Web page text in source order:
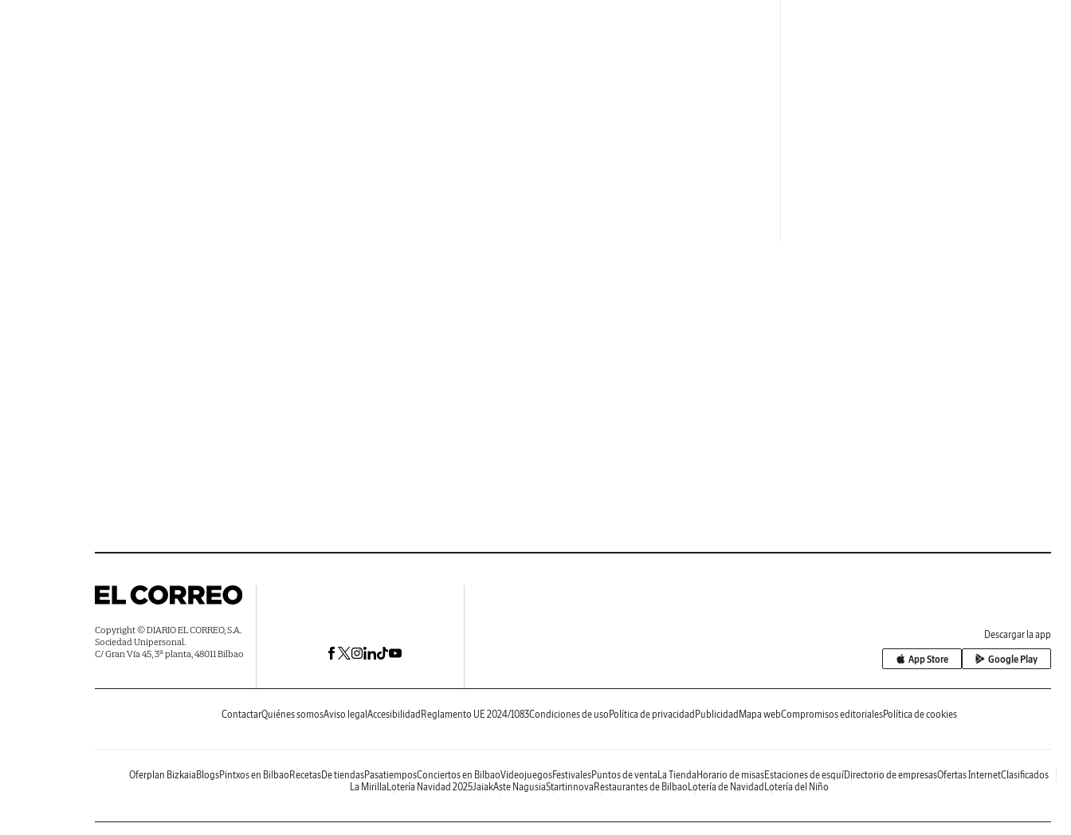
Copyright © DIARIO EL CORREO, S.A.
Sociedad Unipersonal.
C/ Gran Vía 45, 3ª planta, 48011 Bilbao
Descargar la app
App Store Google Play
ContactarQuiénes somosAviso legal Accesibilidad Reglamento UE 2024/1083Condiciones de uso Política de privacidad Publicidad Mapa webCompromisos editorialesPolítica de cookies
Oferplan Bizkaia BlogsPintxos en Bilbao RecetasDe tiendasPasatiemposConciertos en BilbaoVideojuegosFestivalesPuntos de venta La Tienda Horario de misasEstaciones de esquíDirectorio de empresasOfertas InternetClasificados
La Mirilla Lotería Navidad 2025JaiakAste NagusiaStartinnova Restaurantes de Bilbao Lotería de Navidad Lotería del Niño